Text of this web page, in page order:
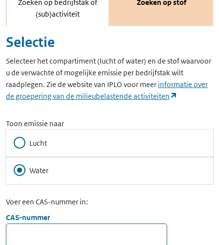
Zoeken op bedrijfstak of
(sub)activiteit
Zoeken op stof
Selectie
Selecteer het compartiment (lucht of water) en de stof waarvoor
u de verwachte of mogelijke emissie per bedrijfstak wilt
raadplegen. Zie de website van IPLO voor meer informatie over
de groepering van de milieubelastende activiteiten
Toon emissie naar
Lucht
Water
Voer een CAS-nummer in:
CAS-nummer